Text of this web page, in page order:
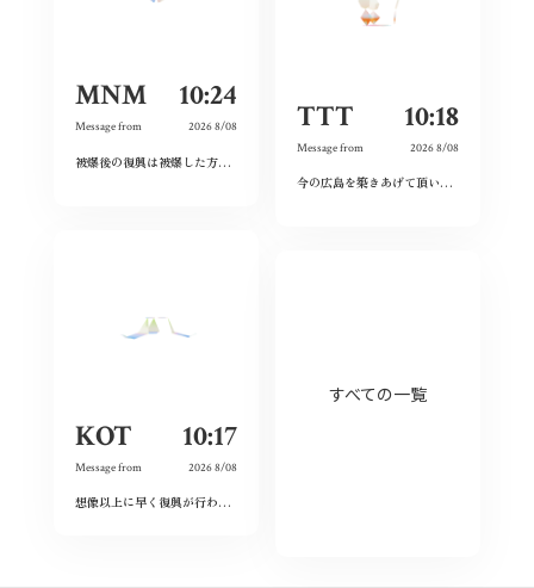
MNM 10:24
Message from 2026 8/08
被爆後の復興は被爆した方たちだけが尽力してくれたのではなく戦前の方たちの工業や文化がもたらしてくれたものだと分かった。今の平和な生活を守っていこうと思う。
TTT 10:18
Message from 2026 8/08
今の広島を築きあげて頂いた先祖に感謝しつつ、僕達若い世代でこの広島を継承していきたいと、強く思いました。
KOT 10:17
Message from 2026 8/08
想像以上に早く復興が行われており、その意識の高さに感動しました。私も平和をこれからも当たり前にするために出来ることをしていこうと思います。
すべての一覧